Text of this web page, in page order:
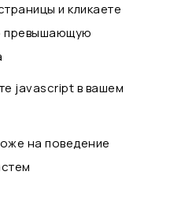
и кликаете
превышающую
javascript в вашем
на поведение